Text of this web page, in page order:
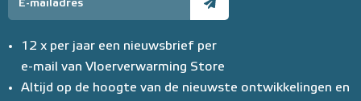
12 x per jaar een nieuwsbrief per
e-mail van Vloerverwarming Store
Altijd op de hoogte van de nieuwste ontwikkelingen en